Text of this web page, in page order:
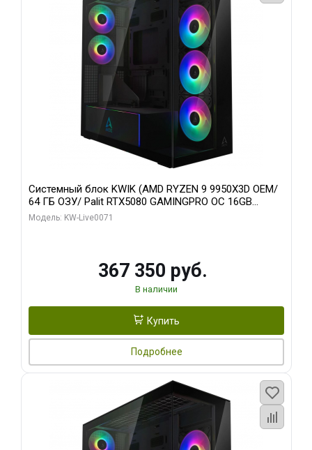
Системный блок KWIK (AMD RYZEN 9 9950X3D OEM/
64 ГБ ОЗУ/ Palit RTX5080 GAMINGPRO OC 16GB
GDDR7 256bit 3xDP HD/ 960 ГБ SSD)
Модель: KW-Live0071
367 350 руб.
В наличии
Купить
Подробнее